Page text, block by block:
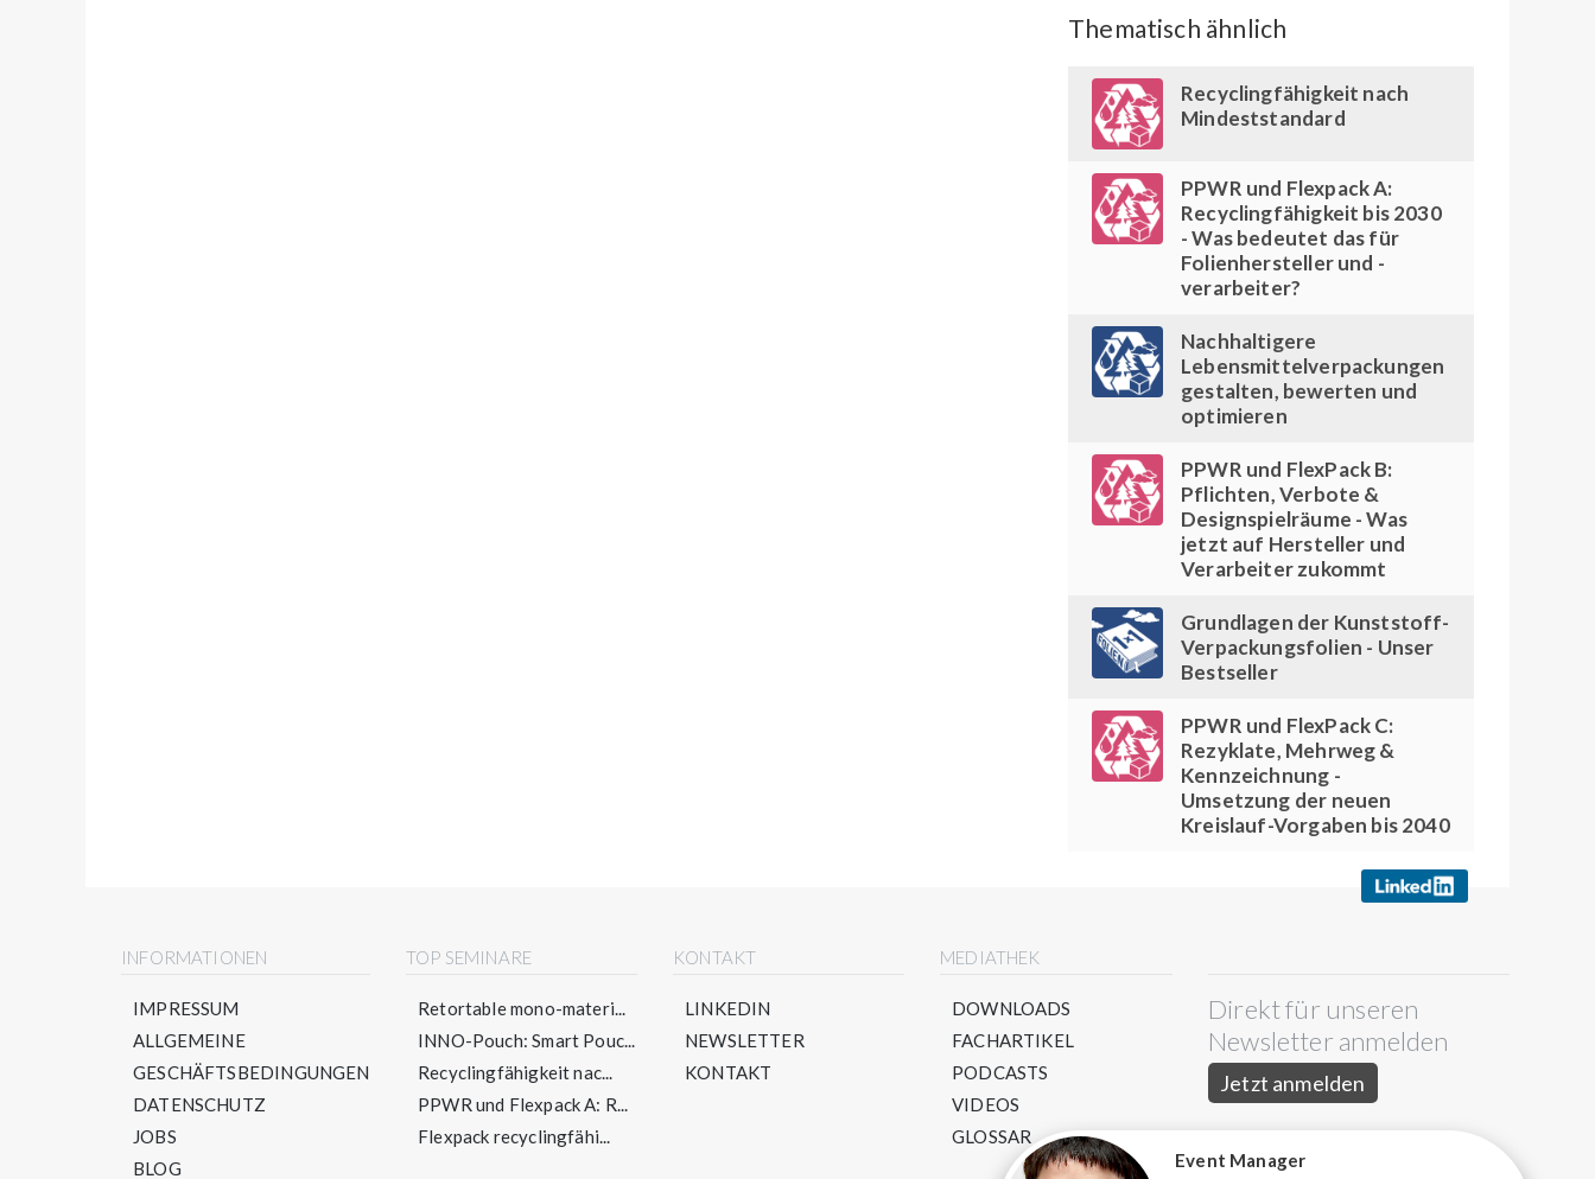
Event Manager
Thematisch ähnlich
Recyclingfähigkeit nach
Mindeststandard
PPWR und Flexpack A:
Recyclingfähigkeit bis 2030
- Was bedeutet das für
Folienhersteller und -
verarbeiter?
Nachhaltigere
Lebensmittelverpackungen
gestalten, bewerten und
optimieren
PPWR und FlexPack B:
Pflichten, Verbote &
Designspielräume - Was
jetzt auf Hersteller und
Verarbeiter zukommt
Grundlagen der Kunststoff-
Verpackungsfolien - Unser
Bestseller
PPWR und FlexPack C:
Rezyklate, Mehrweg &
Kennzeichnung -
Umsetzung der neuen
Kreislauf-Vorgaben bis 2040
INFORMATIONEN
IMPRESSUM
ALLGEMEINE
GESCHÄFTSBEDINGUNGEN
DATENSCHUTZ
JOBS
BLOG
TOP SEMINARE
Retortable mono-materi...
INNO-Pouch: Smart Pouc...
Recyclingfähigkeit nac...
PPWR und Flexpack A: R...
Flexpack recyclingfähi...
KONTAKT
LINKEDIN
NEWSLETTER
KONTAKT
MEDIATHEK
DOWNLOADS
FACHARTIKEL
PODCASTS
VIDEOS
GLOSSAR
Direkt für unseren
Newsletter anmelden
Jetzt anmelden